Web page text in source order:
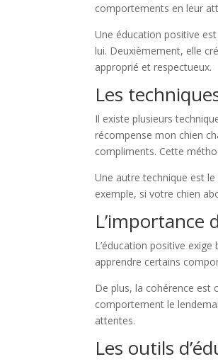
comportements en leur
Une éducation positive
lui. Deuxièmement, elle
approprié et respectueux.
Les
Il existe plusieurs
récompense mon chien
compliments. Cette
Une autre technique est
exemple, si votre chien
L’importance
L’éducation positive
apprendre certains
De plus, la cohérence est
comportement le
attentes.
Les outils